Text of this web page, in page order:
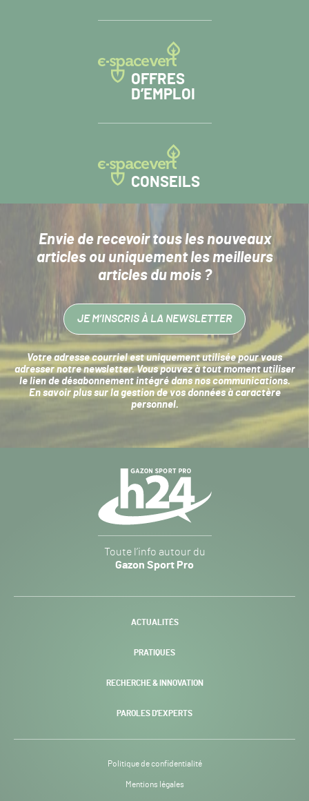
OFFRES
D’EMPLOI
CONSEILS
Envie de recevoir tous les nouveaux
articlesou uniquement les meilleurs
articles du mois ?
JE M’INSCRIS À LA NEWSLETTER
Votre adresse courriel est uniquement utilisée pour vous
adresser notre newsletter. Vous pouvez à tout moment utiliser
le lien de désabonnement intégré dans nos communications.
En savoir plus sur la gestion de vos données à caractère
personnel.
Sport
Pro
-
Toute l’info autour du
Gazon Sport Pro
ACTUALITÉS
PRATIQUES
RECHERCHE & INNOVATION
PAROLES D’EXPERTS
Politique de confidentialité
Mentions légales